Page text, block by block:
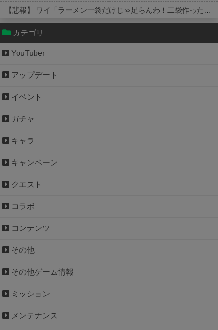
【悲報】 ワイ「ラーメン一袋だけじゃ足らんわ！二袋作ったろ！」→結果ｗｗｗ
Powered by livedoor 相互RSS
カテゴリ
YouTuber
アップデート
イベント
ガチャ
キャラ
キャンペーン
クエスト
コラボ
コンテンツ
その他
その他ゲーム情報
ミッション
メンテナンス